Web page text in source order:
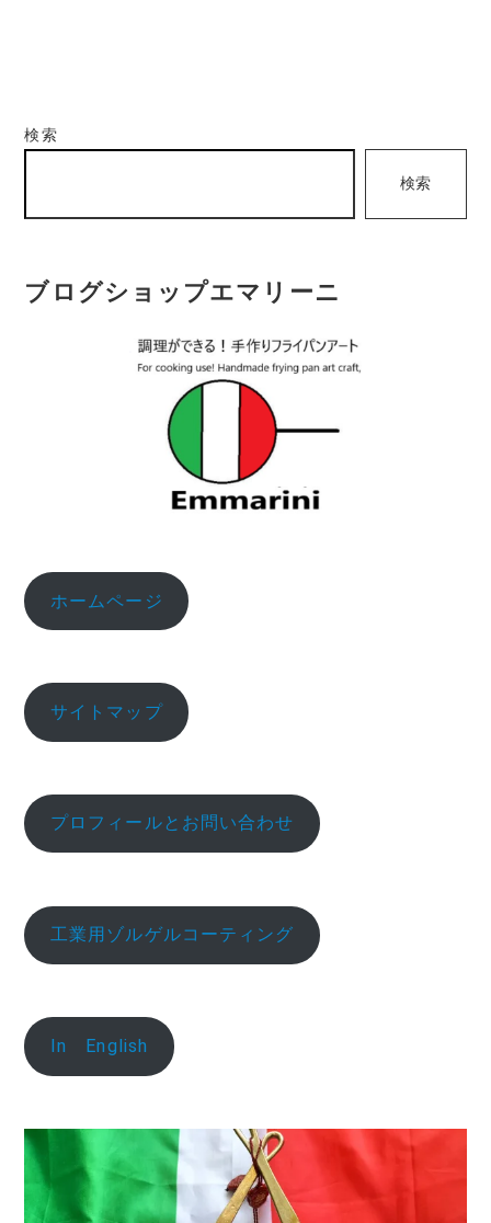
ペ
送
検索
検索
ブログショップエマリーニ
ホームページ
サイトマップ
プロフィールとお問い合わせ
工業用ゾルゲルコーティング
In English